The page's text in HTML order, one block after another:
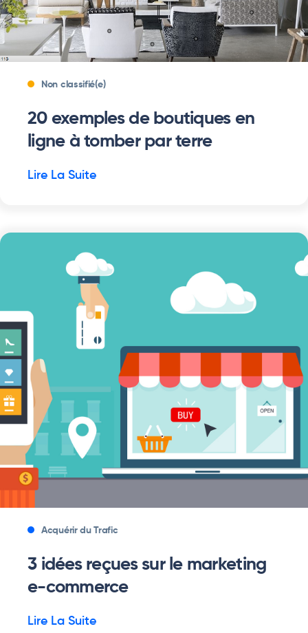
Non classifié(e)
20 exemples de boutiques en
ligne à tomber par terre
Lire La Suite
Acquérir du Trafic
3 idées reçues sur le marketing
e-commerce
Lire La Suite